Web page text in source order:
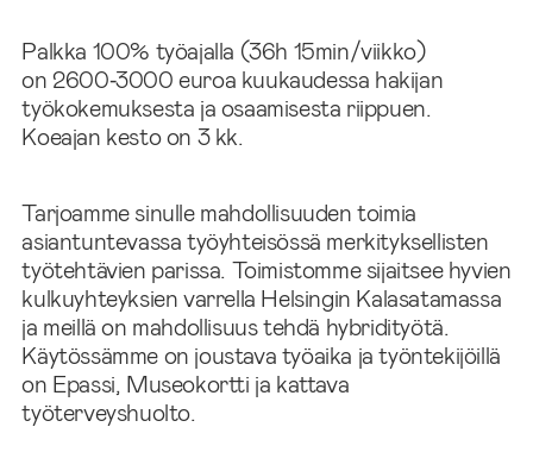
Palkka 100% työajalla (36h 15min/viikko)
on 2600‑3000 euroa kuukaudessa hakijan
työkokemuksesta ja osaamisesta riippuen.
Koeajan kesto on 3 kk.
Tarjoamme sinulle mahdollisuuden toimia
asiantuntevassa työyhteisössä merkityksellisten
työtehtävien parissa. Toimistomme sijaitsee hyvien
kulkuyhteyksien varrella Helsingin Kalasatamassa
ja meillä on mahdollisuus tehdä hybridityötä.
Käytössämme on joustava työaika ja työntekijöillä
on Epassi, Museokortti ja kattava
työterveyshuolto.